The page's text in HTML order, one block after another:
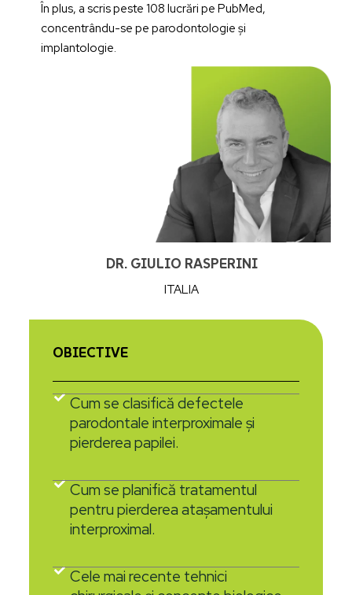
În plus, a scris peste 108 lucrări pe PubMed,
concentrându-se pe parodontologie și
implantologie.
DR. GIULIO RASPERINI
ITALIA
OBIECTIVE
Cum se clasifică defectele
parodontale interproximale și
pierderea papilei.
Cum se planifică tratamentul
pentru pierderea atașamentului
interproximal.
Cele mai recente tehnici